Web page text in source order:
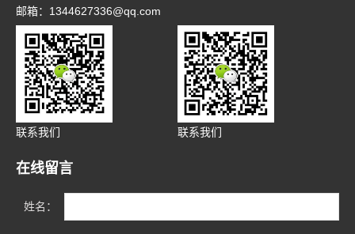
邮箱：1344627336@qq.com
联系我们 联系我们
在线留言
姓名：